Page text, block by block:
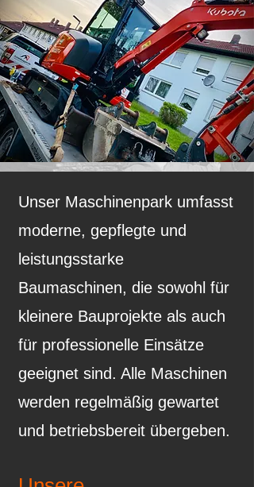
Unser Maschinenpark umfasst
moderne, gepflegte und
leistungsstarke
Baumaschinen, die sowohl für
kleinere Bauprojekte als auch
für professionelle Einsätze
geeignet sind. Alle Maschinen
werden regelmäßig gewartet
und betriebsbereit übergeben.